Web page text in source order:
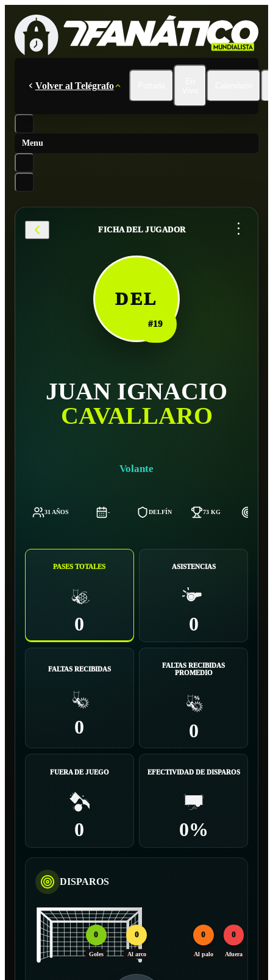
Volver al Telégrafo
Menu
FICHA DEL JUGADOR ...
DEL
#19
JUAN IGNACIO
CAVALLARO
Volante
31 AÑOS - DELFÍN 73 KG
PASES TOTALES
0
ASISTENCIAS
0
FALTAS RECIBIDAS
0
FALTAS RECIBIDAS
PROMEDIO
0
FUERA DE JUEGO
0
EFECTIVIDAD DE DISPAROS
0%
DISPAROS
0
Goles
0
Al arco
0
Al palo
0
Afuera